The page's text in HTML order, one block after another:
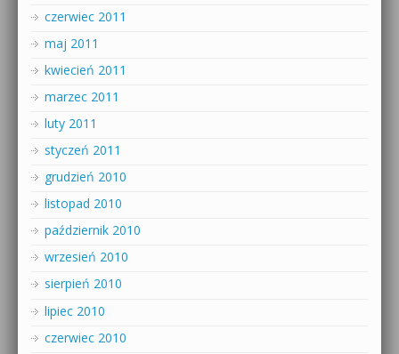
czerwiec 2011
maj 2011
kwiecień 2011
marzec 2011
luty 2011
styczeń 2011
grudzień 2010
listopad 2010
październik 2010
wrzesień 2010
sierpień 2010
lipiec 2010
czerwiec 2010